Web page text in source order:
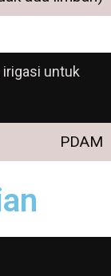
irigasi untuk
PDAM